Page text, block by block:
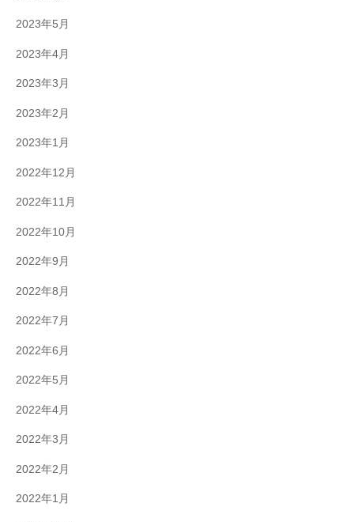
2023年5月
2023年4月
2023年3月
2023年2月
2023年1月
2022年12月
2022年11月
2022年10月
2022年9月
2022年8月
2022年7月
2022年6月
2022年5月
2022年4月
2022年3月
2022年2月
2022年1月